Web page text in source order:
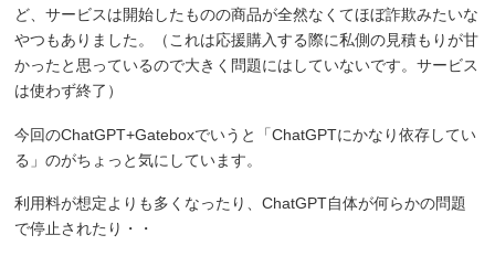
ど、サービスは開始したものの商品が全然なくてほぼ詐欺みたいな
やつもありました。（これは応援購入する際に私側の見積もりが甘
かったと思っているので大きく問題にはしていないです。サービス
は使わず終了）
今回のChatGPT+Gateboxでいうと「ChatGPTにかなり依存してい
る」のがちょっと気にしています。
利用料が想定よりも多くなったり、ChatGPT自体が何らかの問題
で停止されたり・・